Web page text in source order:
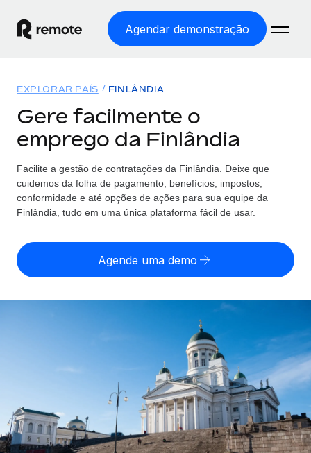
Agendar demonstração
EMPREGO GLOBAL
Processamento Salarial
Processamento salarial fácil e em conformidade
Employer of Record
entidades
Perguntar a um especialista
Obtenha apoio especializado em RH e
conformidade globais
Soluções
COBERTURA GLOBAL
Explorador de países
Encontra apoio para emprego global por país
Comparar a Remote
Veja como nos comparamos com os outros
Parceiros tecnológicos estratégicos
Integre os RH globais na sua plataforma de forma
CASE STUDIES
Preçário
English
Español
Italiano
Início de sessão
EXPLORAR PAÍS FINLÂNDIA
Gere facilmente o
emprego da Finlândia
Facilite a gestão de contratações da Finlândia. Deixe que
cuidemos da folha de pagamento, benefícios, impostos,
conformidade e até opções de ações para sua equipe da
Finlândia, tudo em uma única plataforma fácil de usar.
Agende uma demo